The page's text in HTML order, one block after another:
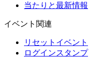
当たりと最新情報
イベント関連
リセットイベント
ログインスタンプ